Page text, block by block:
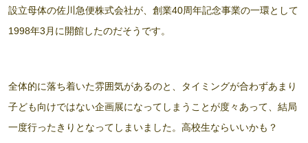
設立母体の佐川急便株式会社が、創業40周年記念事業の一環として
1998年3月に開館したのだそうです。
全体的に落ち着いた雰囲気があるのと、タイミングが合わずあまり
子ども向けではない企画展になってしまうことが度々あって、結局
一度行ったきりとなってしまいました。高校生ならいいかも？